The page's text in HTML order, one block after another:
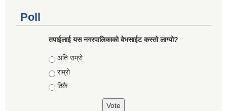
Poll
तपाईलाई यस नगरपालिकाको वेभसाईट कस्तो लाग्यो?
Choices
अति राम्रो
राम्रो
ठिकै